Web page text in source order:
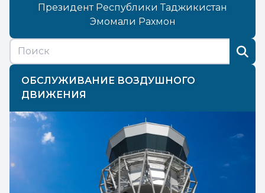
Президент Республики Таджикистан
Эмомали Рахмон
ОБСЛУЖИВАНИЕ ВОЗДУШНОГО
ДВИЖЕНИЯ